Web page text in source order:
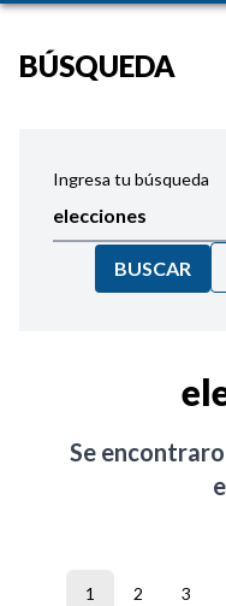
BÚSQUEDA
Ingresa tu búsqueda
BUSCAR
Se
1 2 3